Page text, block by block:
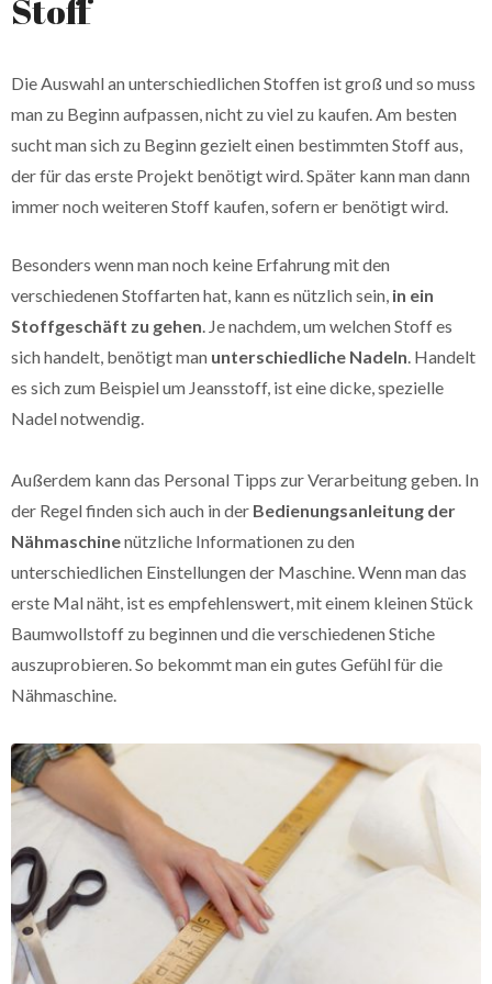
Stoff
Die Auswahl an unterschiedlichen Stoffen ist groß und so muss
man zu Beginn aufpassen, nicht zu viel zu kaufen. Am besten
sucht man sich zu Beginn gezielt einen bestimmten Stoff aus,
der für das erste Projekt benötigt wird. Später kann man dann
immer noch weiteren Stoff kaufen, sofern er benötigt wird.
Besonders wenn man noch keine Erfahrung mit den
verschiedenen Stoffarten hat, kann es nützlich sein, in ein
Stoffgeschäft zu gehen. Je nachdem, um welchen Stoff es
sich handelt, benötigt man unterschiedliche Nadeln. Handelt
es sich zum Beispiel um Jeansstoff, ist eine dicke, spezielle
Nadel notwendig.
Außerdem kann das Personal Tipps zur Verarbeitung geben. In
der Regel finden sich auch in der Bedienungsanleitung der
Nähmaschinenützliche Informationen zu den
unterschiedlichen Einstellungen der Maschine. Wenn man das
erste Mal näht, ist es empfehlenswert, mit einem kleinen Stück
Baumwollstoff zu beginnen und die verschiedenen Stiche
auszuprobieren. So bekommt man ein gutes Gefühl für die
Nähmaschine.